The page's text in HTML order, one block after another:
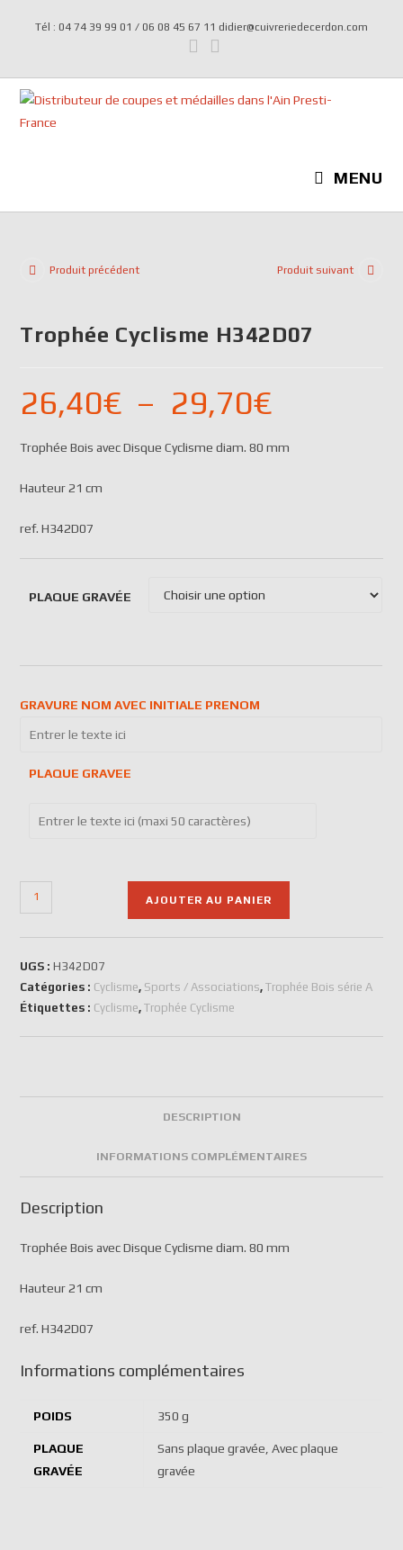
Tél : 04 74 39 99 01 / 06 08 45 67 11 didier@cuivreriedecerdon.com
MENU
Produit précédent Produit suivant
Trophée Cyclisme H342D07
26,40€ – 29,70€
Trophée Bois avec Disque Cyclisme diam. 80 mm
Hauteur 21 cm
ref. H342D07
PLAQUE GRAVÉE
GRAVURE NOM AVEC INITIALE PRENOM
PLAQUE GRAVEE
AJOUTER AU PANIER
UGS :H342D07
Catégories : Cyclisme, Sports / Associations,Trophée Bois série A
Étiquettes : Cyclisme,Trophée Cyclisme
DESCRIPTION
INFORMATIONS COMPLÉMENTAIRES
Description
Trophée Bois avec Disque Cyclisme diam. 80 mm
Hauteur 21 cm
ref. H342D07
Informations complémentaires
POIDS 350 g
PLAQUE
GRAVÉE
Sans plaque gravée, Avec plaque
gravée